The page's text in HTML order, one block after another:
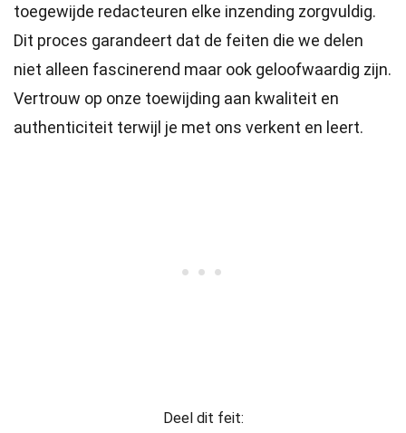
toegewijde redacteuren elke inzending zorgvuldig.
Dit proces garandeert dat de feiten die we delen
niet alleen fascinerend maar ook geloofwaardig zijn.
Vertrouw op onze toewijding aan kwaliteit en
authenticiteit terwijl je met ons verkent en leert.
Deel dit feit: